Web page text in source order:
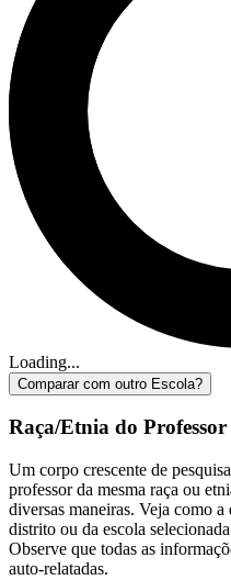
Loading...
Comparar com outro Escola?
Raça/Etnia do Professor
Um corpo crescente de
professor da mesma raça ou
diversas maneiras. Veja como
distrito ou da escola
Observe que todas as
auto-relatadas.